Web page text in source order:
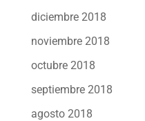
diciembre 2018
noviembre 2018
octubre 2018
septiembre 2018
agosto 2018